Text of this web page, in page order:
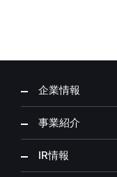
企業情報
事業紹介
IR情報